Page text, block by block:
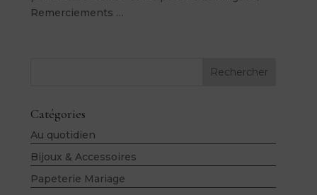
Remerciements …
Rechercher
Catégories
Au quotidien
Bijoux & Accessoires
Papeterie Mariage